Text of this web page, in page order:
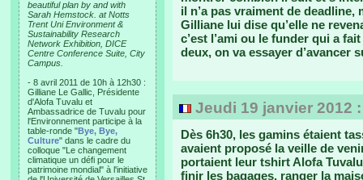
beautiful plan by and with
Sarah Hemstock. at Notts
Trent Uni Environment &
Sustainability Research
Network Exhibition, DICE
Centre Conference Suite, City
Campus.
- 8 avril 2011 de 10h à 12h30 :
Gilliane Le Gallic, Présidente
d'Alofa Tuvalu et
Ambassadrice de Tuvalu pour
l'Environnement participe à la
table-ronde "Bye, Bye,
Culture" dans le cadre du
colloque "Le changement
climatique un défi pour le
patrimoine mondial" à l'initiative
il n’a pas vraiment de deadline,
Gilliane lui dise qu’elle ne
c’est l’ami ou le funder qui a
deux, on va essayer d’avancer
Jeudi 19 janvier 2012
Dès 6h30, les gamins étaient
avaient proposé la veille de
portaient leur tshirt Alofa
finir les bagages, ranger la